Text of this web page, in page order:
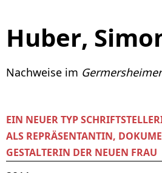
Huber,
Nachweise im
EIN NEUER TYP
ALS REPRÄSENTANTIN,
GESTALTERIN DER NEUEN FRAU